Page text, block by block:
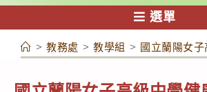
容
選單
> 教務處 > 教學組 > 國立蘭陽女